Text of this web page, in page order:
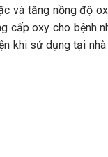
và tăng nồng độ
oxy cho bệnh
khi sử dụng tại